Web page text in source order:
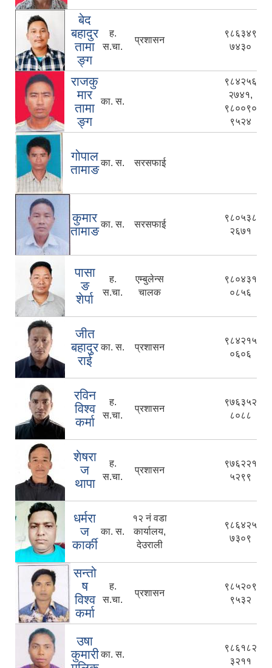
बेद
बहादुर
तामा
ङ्ग
ह.
स.चा.
प्रशासन
९८६३४९
७४३०
राजकु
मार
तामा
ङ्ग
का. स.
९८४२५६
२७४१,
९८००९०
९५२४
गोपाल
तामाङका. स. सरसफाई
कुमार
तामाङका. स. सरसफाई
९८०५३८
२६७१
पासा
ङ
शेर्पा
ह.
स.चा.
एम्बुलेन्स
चालक
९८०४३१
०८५६
जीत
बहादुर
राई
का. स. प्रशासन
९८४२१५
०६०६
रविन
विश्व
कर्मा
ह.
स.चा.
प्रशासन
९७६३५२
८०८८
शेषरा
ज
थापा
ह.
स.चा.
प्रशासन
९७६२२१
५२९९
धर्मरा
ज
कार्की
का. स.
१२ नं वडा
कार्यालय,
देउराली
९८६४२५
७३०९
सन्तो
ष
विश्व
कर्मा
ह.
स.चा.
प्रशासन
९८५२०९
९५३२
उषा
कुमारी का. स.
९८६१८२
३२११